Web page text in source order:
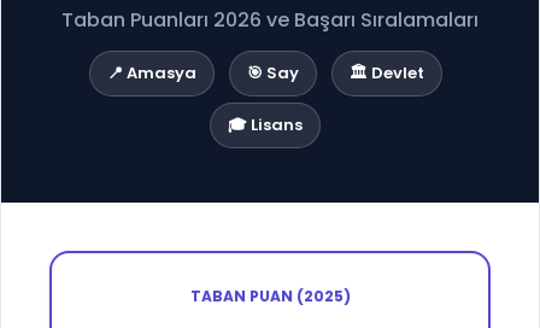
Taban Puanları 2026 ve Başarı Sıralamaları
📍 Amasya 🎯 Say 🏛️ Devlet
🎓 Lisans
TABAN PUAN (2025)